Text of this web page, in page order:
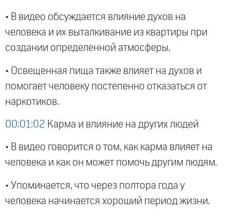
• В видео обсуждается влияние духов на
человека и их выталкивание из квартиры при
создании определенной атмосферы.
• Освещенная пища также влияет на духов и
помогает человеку постепенно отказаться от
наркотиков.
00:01:02 Карма и влияние на других людей
• В видео говорится о том, как карма влияет на
человека и как он может помочь другим людям.
• Упоминается, что через полтора года у
человека начинается хороший период жизни.